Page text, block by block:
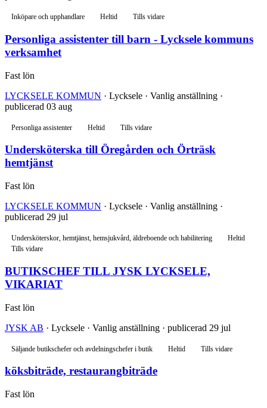
Inköpare och upphandlare Heltid Tills vidare
Personliga assistenter till barn - Lycksele kommuns
verksamhet
Fast lön
LYCKSELE KOMMUN · Lycksele · Vanlig anställning ·
publicerad 03 aug
Personliga assistenter Heltid Tills vidare
Undersköterska till Öregården och Örträsk
hemtjänst
Fast lön
LYCKSELE KOMMUN · Lycksele · Vanlig anställning ·
publicerad 29 jul
Undersköterskor, hemtjänst, hemsjukvård, äldreboende och habilitering
Heltid
Tills vidare
BUTIKSCHEF TILL JYSK LYCKSELE,
VIKARIAT
Fast lön
JYSK AB · Lycksele · Vanlig anställning · publicerad 29 jul
Säljande butikschefer och avdelningschefer i butik Heltid Tills vidare
köksbiträde, restaurangbiträde
Fast lön